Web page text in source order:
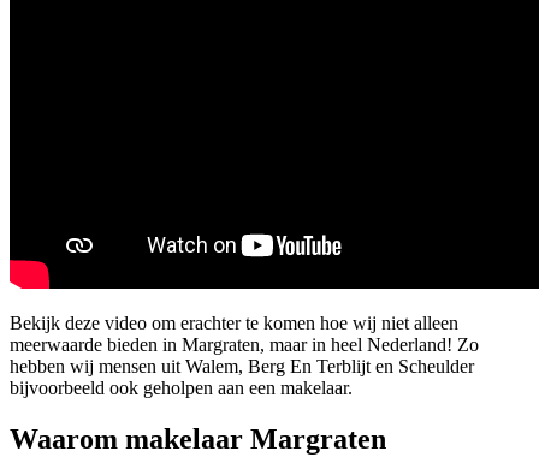
Bekijk deze video om erachter te komen hoe wij niet alleen
meerwaarde bieden in Margraten, maar in heel Nederland! Zo
hebben wij mensen uit Walem, Berg En Terblijt en Scheulder
bijvoorbeeld ook geholpen aan een makelaar.
Waarom makelaar Margraten